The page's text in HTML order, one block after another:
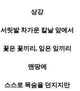
상강
서릿발 차가운 칼날 앞에서
꽃은 꽃끼리, 잎은 잎끼리
맨땅에
스스로 목숨을 던지지만